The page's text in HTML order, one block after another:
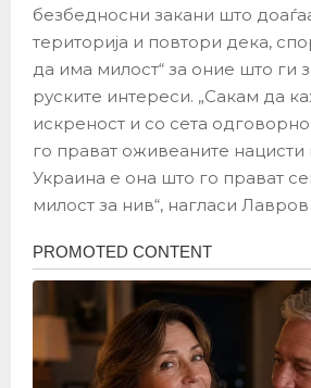
безбедносни закани што
територија и повтори дека,
да има милост“ за оние што ги
руските интереси. „Сакам да
искреност и со сета
го прават оживеаните
Украина е она што го прават
милост за нив“, нагласи Лавров